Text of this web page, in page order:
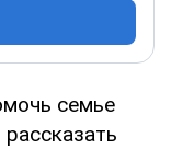
семье